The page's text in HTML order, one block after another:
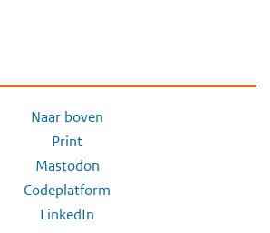
Naar boven
Print
Mastodon
Codeplatform
LinkedIn